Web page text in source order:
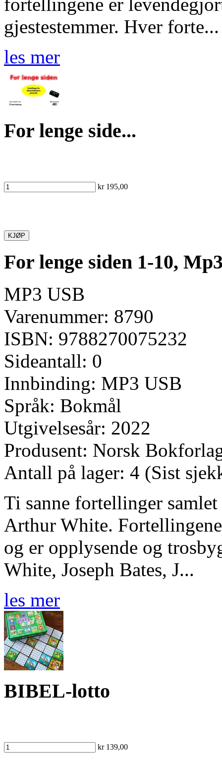
gjestestemmer. Hver forte...
les mer
For lenge side...
kr 195,00
KJØP
For lenge siden 1-10,
MP3 USB
Varenummer: 8790
ISBN: 9788270075232
Sideantall: 0
Innbinding: MP3 USB
Språk: Bokmål
Utgivelsesår: 2022
Produsent: Norsk
Antall på lager: 4 (Sist
Ti sanne fortellinger
Arthur White.
og er opplysende og
White, Joseph Bates, J...
les mer
BIBEL-lotto
kr 139,00